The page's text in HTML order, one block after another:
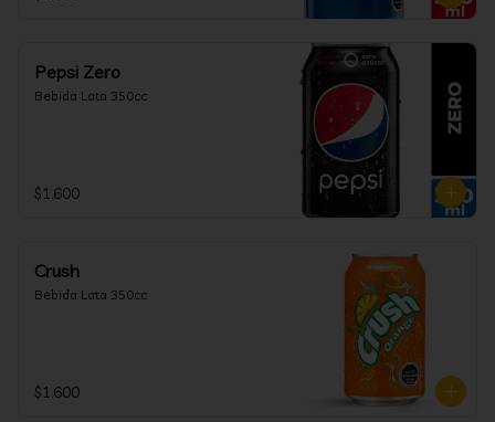
Pepsi Zero
Bebida Lata 350cc
$1.600
Crush
Bebida Lata 350cc
$1.600